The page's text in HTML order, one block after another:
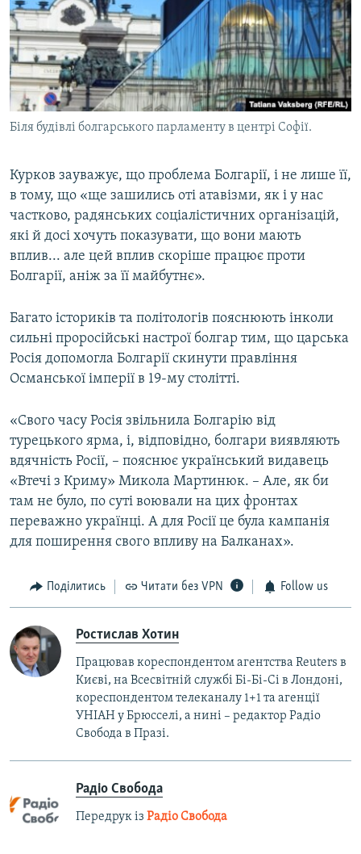
Біля будівлі болгарського парламенту в центрі Софії.
Курков зауважує, що проблема Болгарії, і не лише її,
в тому, що «ще зашились оті атавізми, як і у нас
частково, радянських соціалістичних організацій,
які й досі хочуть показувати, що вони мають
вплив... але цей вплив скоріше працює проти
Болгарії, аніж за її майбутнє».
Багато істориків та політологів пояснюють інколи
сильні проросійські настрої болгар тим, що царська
Росія допомогла Болгарії скинути правління
Османської імперії в 19-му столітті.
«Свого часу Росія звільнила Болгарію від
турецького ярма, і, відповідно, болгари виявляють
вдячність Росії, – пояснює український видавець
«Втечі з Криму» Микола Мартинюк. – Але, як би
там не було, по суті воювали на цих фронтах
переважно українці. А для Росії це була кампанія
для поширення свого впливу на Балканах».
Поділитись Читати без VPN Follow us
Ростислав Хотин
Працював кореспондентом агентства Reuters в
Києві, на Всесвітній службі Бі-Бі-Сі в Лондоні,
кореспондентом телеканалу 1+1 та агенції
УНІАН у Брюсселі, а нині – редактор Радіо
Свобода в Празі.
Радіо Свобода
Передрук із Радіо Свобода